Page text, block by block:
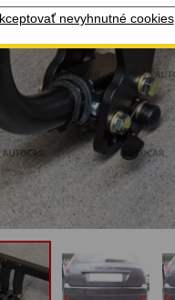
nevyhnutné cookies